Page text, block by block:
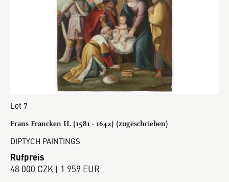
Lot 7
Frans Francken II. (1581 - 1642) (zugeschrieben)
DIPTYCH PAINTINGS
Rufpreis
48 000 CZK | 1 959 EUR